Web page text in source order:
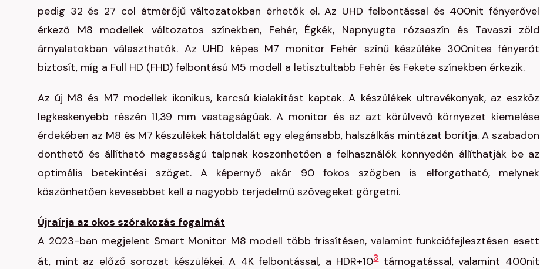
pedig 32 és 27 col átmérőjű változatokban érhetők el. Az UHD felbontással és 400nit fényerővel
érkező M8 modellek változatos színekben, Fehér, Égkék, Napnyugta rózsaszín és Tavaszi zöld
árnyalatokban választhatók. Az UHD képes M7 monitor Fehér színű készüléke 300nites fényerőt
biztosít, míg a Full HD (FHD) felbontású M5 modell a letisztultabb Fehér és Fekete színekben érkezik.
Az új M8 és M7 modellek ikonikus, karcsú kialakítást kaptak. A készülékek ultravékonyak, az eszköz
legkeskenyebb részén 11,39 mm vastagságúak. A monitor és az azt körülvevő környezet kiemelése
érdekében az M8 és M7 készülékek hátoldalát egy elegánsabb, halszálkás mintázat borítja. A szabadon
dönthető és állítható magasságú talpnak köszönhetően a felhasználók könnyedén állíthatják be az
optimális betekintési szöget. A képernyő akár 90 fokos szögben is elforgatható, melynek
köszönhetően kevesebbet kell a nagyobb terjedelmű szövegeket görgetni.
Újraírja az okos szórakozás fogalmát
A 2023-ban megjelent Smart Monitor M8 modell több frissítésen, valamint funkciófejlesztésen esett
át, mint az előző sorozat készülékei. A 4K felbontással, a HDR+103támogatással, valamint 400nit